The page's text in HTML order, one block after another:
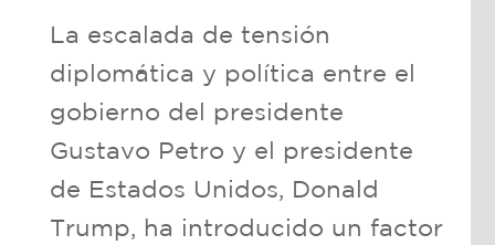
La escalada de tensión
diplomática y política entre el
gobierno del presidente
Gustavo Petro y el presidente
de Estados Unidos, Donald
Trump, ha introducido un factor